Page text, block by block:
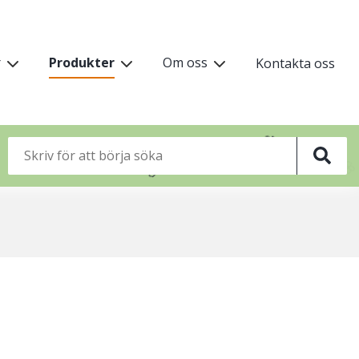
Produkter Om oss Kontakta oss
🌸 🌸
🌸 🌸
🌸
🌸